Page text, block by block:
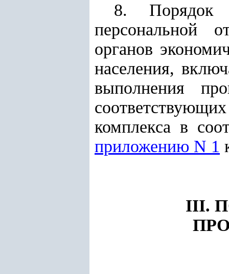
8. Порядок
персональной
органов
населения,
выполнения
комплекса в
приложению N 1
III.